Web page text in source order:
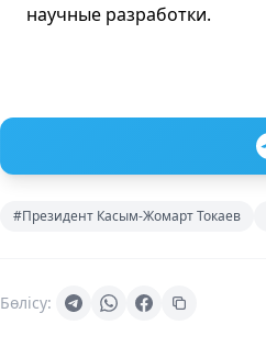
научные разработки.
#Президент Касым-Жомарт Токаев
Бөлісу: